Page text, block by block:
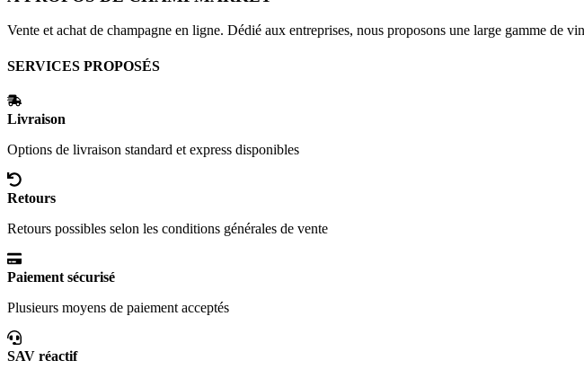
Vente et achat de champagne en ligne. Dédié aux entreprises, nous proposons une large gamme de
SERVICES PROPOSÉS
Livraison
Options de livraison standard et express disponibles
Retours
Retours possibles selon les conditions générales de vente
Paiement sécurisé
Plusieurs moyens de paiement acceptés
SAV réactif